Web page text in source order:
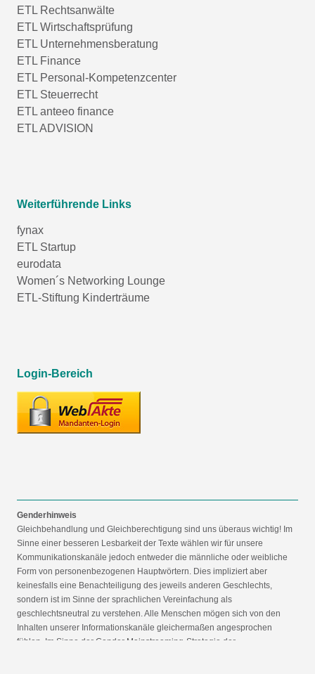
ETL Rechtsanwälte
ETL Wirtschaftsprüfung
ETL Unternehmensberatung
ETL Finance
ETL Personal-Kompetenzcenter
ETL Steuerrecht
ETL anteeo finance
ETL ADVISION
Weiterführende Links
fynax
ETL Startup
eurodata
Women´s Networking Lounge
ETL-Stiftung Kinderträume
Login-Bereich
Genderhinweis
Gleichbehandlung und Gleichberechtigung sind uns überaus wichtig! Im
Sinne einer besseren Lesbarkeit der Texte wählen wir für unsere
Kommunikationskanäle jedoch entweder die männliche oder weibliche
Form von personenbezogenen Hauptwörtern. Dies impliziert aber
keinesfalls eine Benachteiligung des jeweils anderen Geschlechts,
sondern ist im Sinne der sprachlichen Vereinfachung als
geschlechtsneutral zu verstehen. Alle Menschen mögen sich von den
Inhalten unserer Informationskanäle gleichermaßen angesprochen
fühlen. Im Sinne der Gender Mainstreaming-Strategie der